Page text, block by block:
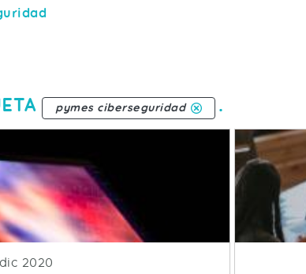
pymes ciberseguridad .
de publicacion
2020